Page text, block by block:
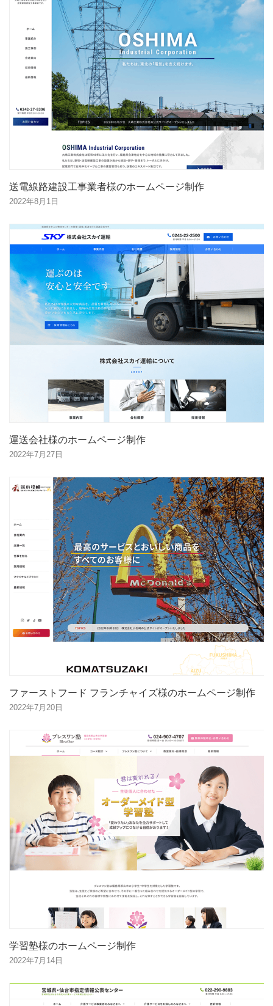
送電線路建設工事業者様のホームページ制作
2022年8月1日
運送会社様のホームページ制作
2022年7月27日
ファーストフード フランチャイズ様のホームページ制作
2022年7月20日
学習塾様のホームページ制作
2022年7月14日